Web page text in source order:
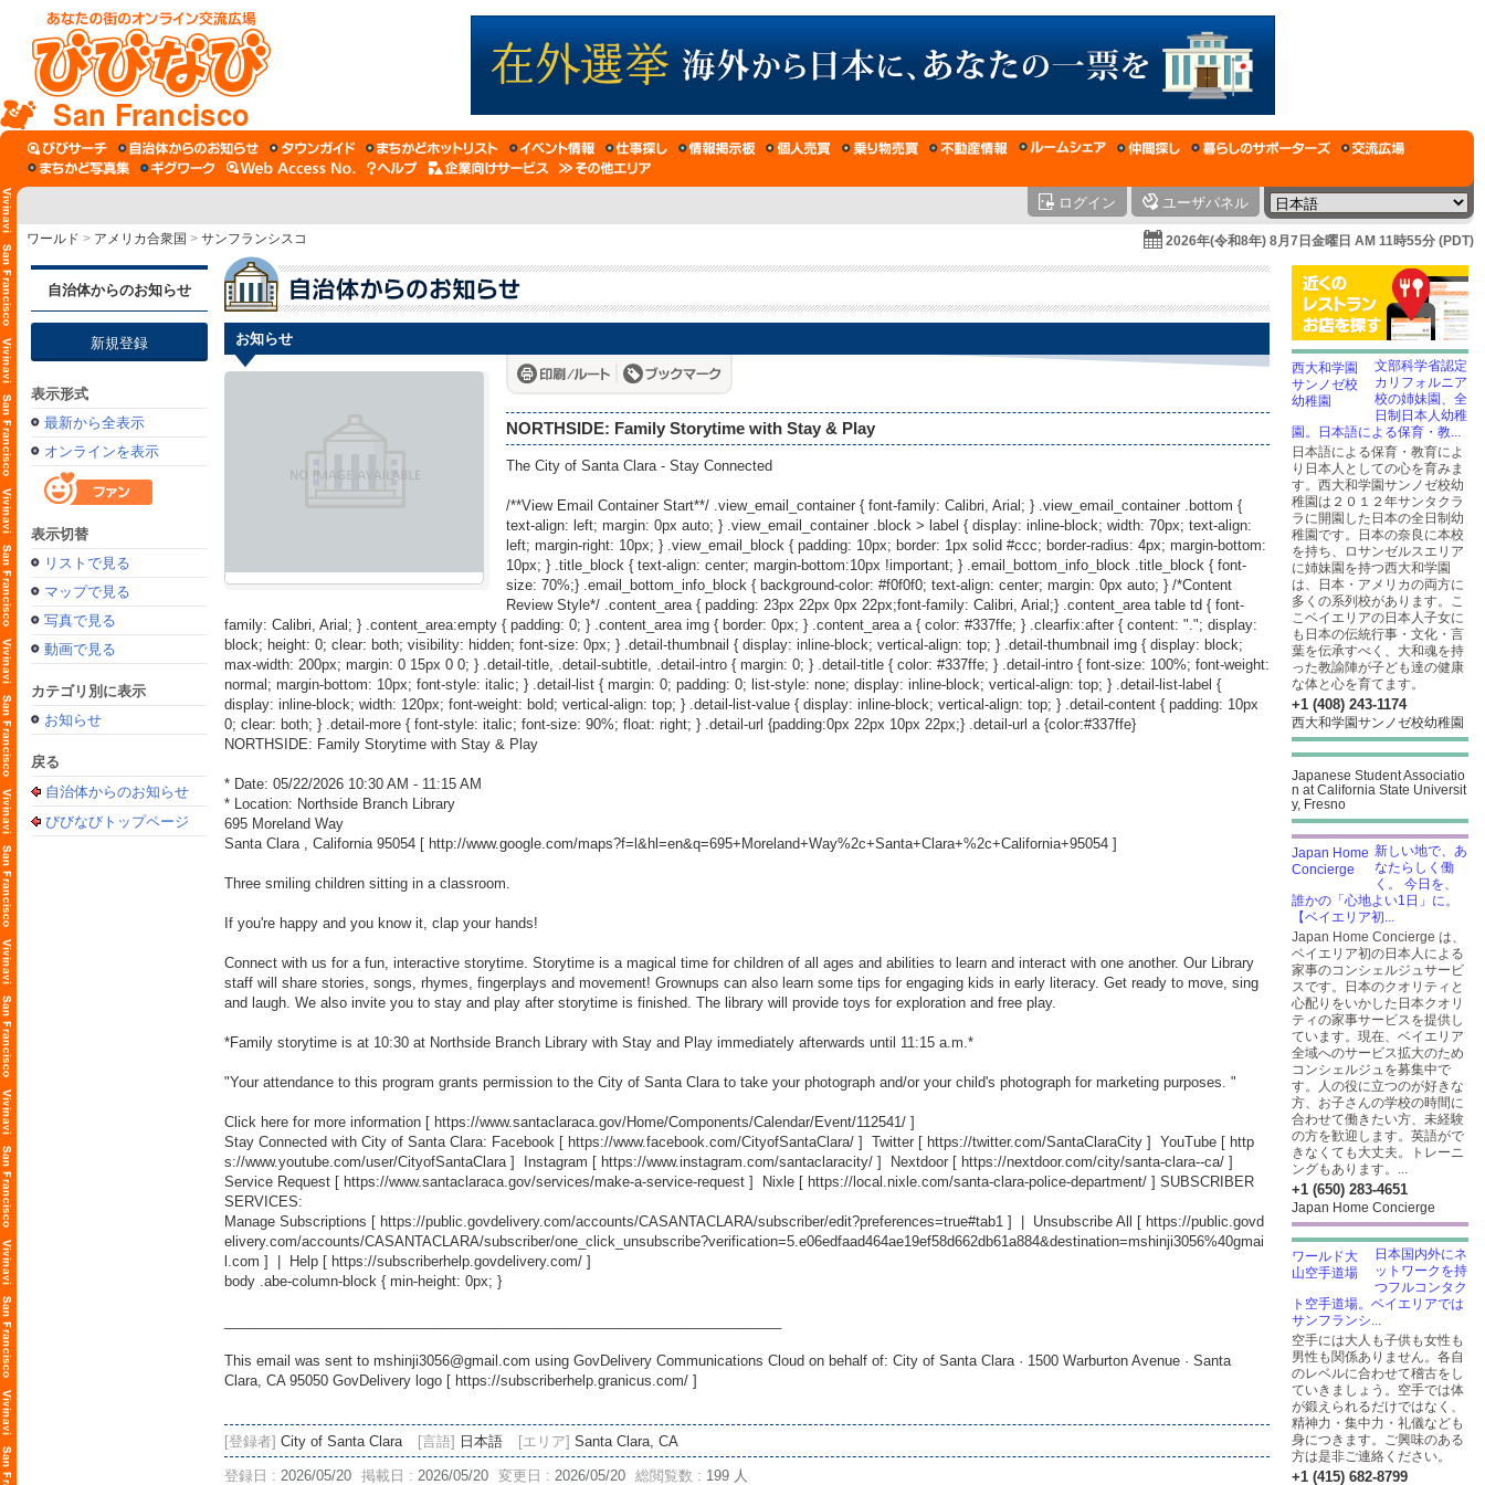
San Francisco
ログイン ユーザパネル
ワールド > アメリカ合衆国 > サンフランシスコ 2026年(令和8年) 8月7日金曜日 AM 11時55分 (PDT)
自治体からのお知らせ
新規登録
表示形式
最新から全表示
オンラインを表示
表示切替
リストで見る
マップで見る
写真で見る
動画で見る
カテゴリ別に表示
お知らせ
戻る
自治体からのお知らせ
びびなびトップページ
お知らせ
NORTHSIDE: Family Storytime with Stay & Play
The City of Santa Clara - Stay Connected
/**View Email Container Start**/ .view_email_container { font-family: Calibri, Arial; } .view_email_container .bottom {
text-align: left; margin: 0px auto; } .view_email_container .block > label { display: inline-block; width: 70px; text-align:
left; margin-right: 10px; } .view_email_block { padding: 10px; border: 1px solid #ccc; border-radius: 4px; margin-bottom:
10px; } .title_block { text-align: center; margin-bottom:10px !important; } .email_bottom_info_block .title_block { font-
size: 70%;} .email_bottom_info_block { background-color: #f0f0f0; text-align: center; margin: 0px auto; } /*Content
Review Style*/ .content_area { padding: 23px 22px 0px 22px;font-family: Calibri, Arial;} .content_area table td { font-
family: Calibri, Arial; } .content_area:empty { padding: 0; } .content_area img { border: 0px; } .content_area a { color: #337ffe; } .clearfix:after { content: "."; display:
block; height: 0; clear: both; visibility: hidden; font-size: 0px; } .detail-thumbnail { display: inline-block; vertical-align: top; } .detail-thumbnail img { display: block;
max-width: 200px; margin: 0 15px 0 0; } .detail-title, .detail-subtitle, .detail-intro { margin: 0; } .detail-title { color: #337ffe; } .detail-intro { font-size: 100%; font-weight:
normal; margin-bottom: 10px; font-style: italic; } .detail-list { margin: 0; padding: 0; list-style: none; display: inline-block; vertical-align: top; } .detail-list-label {
display: inline-block; width: 120px; font-weight: bold; vertical-align: top; } .detail-list-value { display: inline-block; vertical-align: top; } .detail-content { padding: 10px
0; clear: both; } .detail-more { font-style: italic; font-size: 90%; float: right; } .detail-url {padding:0px 22px 10px 22px;} .detail-url a {color:#337ffe}
NORTHSIDE: Family Storytime with Stay & Play
* Date: 05/22/2026 10:30 AM - 11:15 AM
* Location: Northside Branch Library
695 Moreland Way
Santa Clara , California 95054 [ http://www.google.com/maps?f=l&hl=en&q=695+Moreland+Way%2c+Santa+Clara+%2c+California+95054 ]
Three smiling children sitting in a classroom.
If you're happy and you know it, clap your hands!
Connect with us for a fun, interactive storytime. Storytime is a magical time for children of all ages and abilities to learn and interact with one another. Our Library
staff will share stories, songs, rhymes, fingerplays and movement! Grownups can also learn some tips for engaging kids in early literacy. Get ready to move, sing
and laugh. We also invite you to stay and play after storytime is finished. The library will provide toys for exploration and free play.
*Family storytime is at 10:30 at Northside Branch Library with Stay and Play immediately afterwards until 11:15 a.m.*
"Your attendance to this program grants permission to the City of Santa Clara to take your photograph and/or your child's photograph for marketing purposes. "
Click here for more information [ https://www.santaclaraca.gov/Home/Components/Calendar/Event/112541/ ]
Stay Connected with City of Santa Clara: Facebook [ https://www.facebook.com/CityofSantaClara/ ] Twitter [ https://twitter.com/SantaClaraCity ] YouTube [ http
s://www.youtube.com/user/CityofSantaClara] Instagram [ https://www.instagram.com/santaclaracity/ ] Nextdoor [ https://nextdoor.com/city/santa-clara--ca/ ]
Service Request [ https://www.santaclaraca.gov/services/make-a-service-request ] Nixle [ https://local.nixle.com/santa-clara-police-department/ ] SUBSCRIBER
SERVICES:
Manage Subscriptions [ https://public.govdelivery.com/accounts/CASANTACLARA/subscriber/edit?preferences=true#tab1 ] | Unsubscribe All [ https://public.govd
elivery.com/accounts/CASANTACLARA/subscriber/one_click_unsubscribe?verification=5.e06edfaad464ae19ef58d662db61a884&destination=mshinji3056%40gmai
l.com ] | Help [ https://subscriberhelp.govdelivery.com/ ]
body .abe-column-block { min-height: 0px; }
This email was sent to mshinji3056@gmail.com using GovDelivery Communications Cloud on behalf of: City of Santa Clara · 1500 Warburton Avenue · Santa
Clara, CA 95050 GovDelivery logo [ https://subscriberhelp.granicus.com/ ]
[登録者] City of Santa Clara [言語] 日本語 [エリア] Santa Clara, CA
登録日 : 2026/05/20 掲載日 : 2026/05/20 変更日 : 2026/05/20 総閲覧数 : 199 人
文部科学省認定
カリフォルニア
校の姉妹園、全
日制日本人幼稚
園。日本語による保育・教...
日本語による保育・教育によ
り日本人としての心を育みま
す。西大和学園サンノゼ校幼
稚園は２０１２年サンタクラ
ラに開園した日本の全日制幼
稚園です。日本の奈良に本校
を持ち、ロサンゼルスエリア
に姉妹園を持つ西大和学園
は、日本・アメリカの両方に
多くの系列校があります。こ
こベイエリアの日本人子女に
も日本の伝統行事・文化・言
葉を伝承すべく、大和魂を持
った教諭陣が子ども達の健康
な体と心を育てます。
+1 (408) 243-1174
西大和学園サンノゼ校幼稚園
Japanese Student Associatio
n at California State Universit
y, Fresno
新しい地で、あ
なたらしく働
く。 今日を、
誰かの「心地よい1日」に。
【ベイエリア初...
Japan Home Concierge は、
ベイエリア初の日本人による
家事のコンシェルジュサービ
スです。日本のクオリティと
心配りをいかした日本クオリ
ティの家事サービスを提供し
ています。現在、ベイエリア
全域へのサービス拡大のため
コンシェルジュを募集中で
す。人の役に立つのが好きな
方、お子さんの学校の時間に
合わせて働きたい方、未経験
の方を歓迎します。英語がで
きなくても大丈夫。トレーニ
ングもあります。...
+1 (650) 283-4651
Japan Home Concierge
日本国内外にネ
ットワークを持
つフルコンタク
ト空手道場。ベイエリアでは
サンフランシ...
空手には大人も子供も女性も
男性も関係ありません。各自
のレベルに合わせて稽古をし
ていきましょう。空手では体
が鍛えられるだけではなく、
精神力・集中力・礼儀なども
身につきます。ご興味のある
方は是非ご連絡ください。
+1 (415) 682-8799